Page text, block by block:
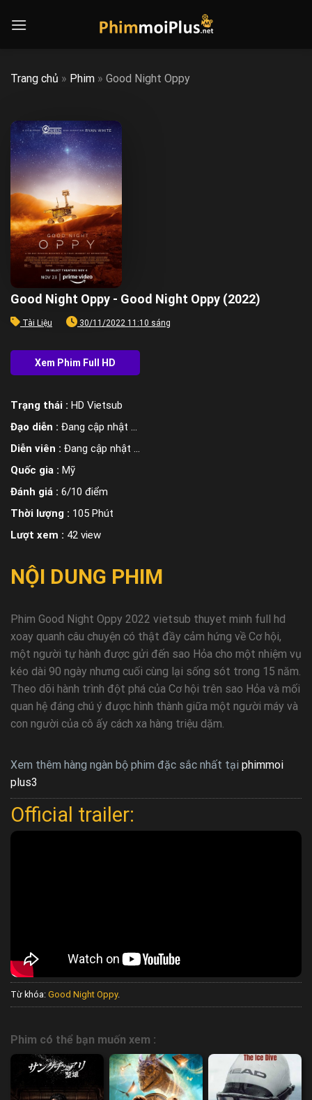
Trang chủ » Phim » Good Night Oppy
Good Night Oppy - Good Night Oppy (2022)
Tài Liệu 30/11/2022 11:10 sáng
Trạng thái : HD Vietsub
Đạo diễn : Đang cập nhật ...
Diễn viên : Đang cập nhật ...
Quốc gia : Mỹ
Đánh giá : 6/10 điểm
Thời lượng : 105 Phút
Lượt xem : 42 view
NỘI DUNG PHIM
Phim Good Night Oppy 2022 vietsub thuyet minh full hd
xoay quanh câu chuyện có thật đầy cảm hứng về Cơ hội,
một người tự hành được gửi đến sao Hỏa cho một nhiệm vụ
kéo dài 90 ngày nhưng cuối cùng lại sống sót trong 15 năm.
Theo dõi hành trình đột phá của Cơ hội trên sao Hỏa và mối
quan hệ đáng chú ý được hình thành giữa một người máy và
con người của cô ấy cách xa hàng triệu dặm.
Xem thêm hàng ngàn bộ phim đặc sắc nhất tại phimmoi
plus3
Official trailer:
Từ khóa: Good Night Oppy.
Phim có thể bạn muốn xem :